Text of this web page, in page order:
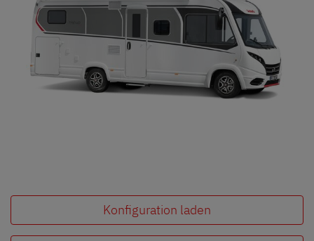
Konfiguration laden